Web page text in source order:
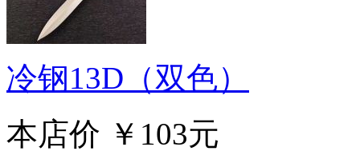
冷钢13D（双色）
本店价 ￥103元